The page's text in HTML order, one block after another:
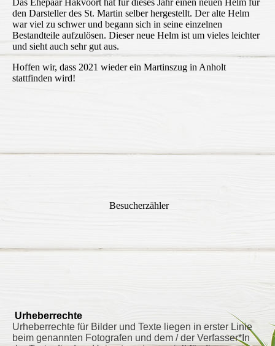
Das Ehepaar Hakvoort hat für dieses Jahr einen neuen Helm für
den Darsteller des St. Martin selber hergestellt. Der alte Helm
war viel zu schwer und begann sich in seine einzelnen
Bestandteile aufzulösen. Dieser neue Helm ist um vieles leichter
und sieht auch sehr gut aus.
Hoffen wir, dass 2021 wieder ein Martinszug in Anholt
stattfinden wird!
Besucherzähler
Urheberrechte
Urheberrechte für Bilder und Texte liegen in erster Linie
beim genannten Fotografen und dem / der Verfasser*In